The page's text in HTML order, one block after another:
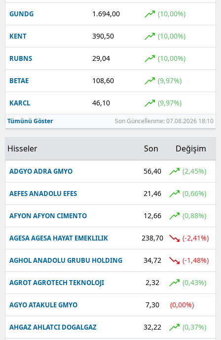
Kırıkkale
Batman
Şırnak
Ardahan
Iğdır
Yalova
Karabük
Kilis
Osmaniye
Düzce
GUNDG 1.694,00 (10,00%)
KENT 390,50 (10,00%)
RUBNS 29,04 (10,00%)
BETAE 108,60 (9,97%)
KARCL 46,10 (9,97%)
Tümünü Göster Son Güncellenme: 07.08.2026 18:10
Hisseler Son Değişim
ADGYO ADRA GMYO 56,40 (2,45%)
AEFES ANADOLU EFES 21,46 (0,66%)
AFYON AFYON CIMENTO 12,66 (0,88%)
AGESA AGESA HAYAT EMEKLILIK 238,70 (-2,41%)
AGHOL ANADOLU GRUBU HOLDING 34,72 (-1,48%)
AGROT AGROTECH TEKNOLOJI 2,32 (0,43%)
AGYO ATAKULE GMYO 7,30 (0,00%)
AHGAZ AHLATCI DOGALGAZ 32,22 (0,37%)